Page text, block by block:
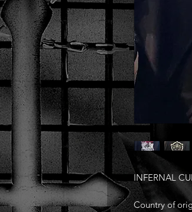
INFERNAL
Country of